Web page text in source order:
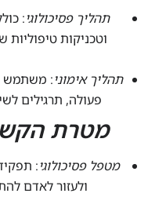
תהליך פסיכולוגי:
תהליך אימוני: משתמש
פעולה, תרגילים
מטרת
מטפל פסיכולוגי:
ולעזור לאדם